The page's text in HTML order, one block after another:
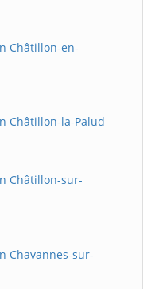
Châtillon-en-
Châtillon-la-Palud
Châtillon-sur-
Chavannes-sur-